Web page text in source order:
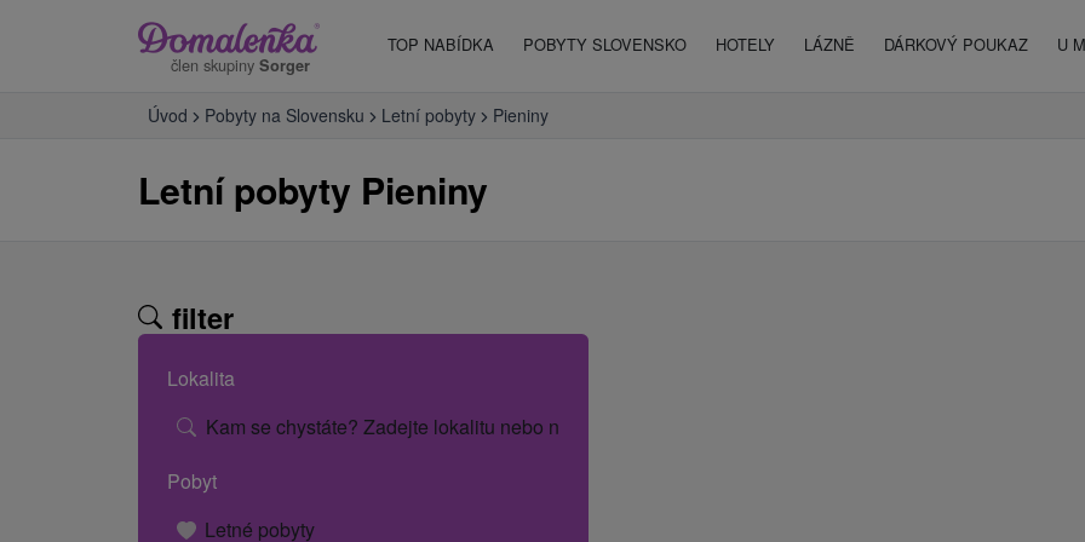
člen skupiny Sorger
TOP NABÍDKA POBYTY SLOVENSKO HOTELY LÁZNĚ DÁRKOVÝ POUKAZ U
Úvod Pobyty na Slovensku Letní pobyty Pieniny
Letní pobyty Pieniny
filter
Lokalita
Kam se chystáte? Zadejte lokalitu nebo název hotelu.
Pobyt
Letné pobyty